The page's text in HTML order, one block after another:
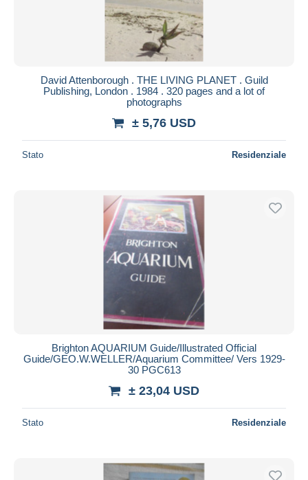
David Attenborough . THE LIVING PLANET . Guild
Publishing, London . 1984 . 320 pages and a lot of
photographs
± 5,76 USD
Stato Residenziale
Brighton AQUARIUM Guide/Illustrated Official
Guide/GEO.W.WELLER/Aquarium Committee/ Vers 1929-
30 PGC613
± 23,04 USD
Stato Residenziale